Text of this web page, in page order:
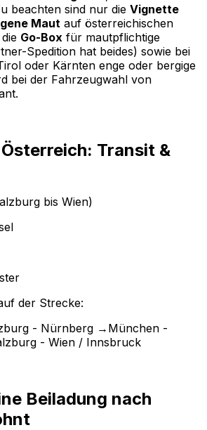
beachten sind nur die Vignette
Maut auf österreichischen
Go-Box für mautpflichtige
Spedition hat beides) sowie bei
oder Kärnten enge oder bergige
bei der Fahrzeugwahl von
Transit &
bis Wien)
der Strecke:
- Nürnberg → München -
- Wien / Innsbruck
Beiladung nach